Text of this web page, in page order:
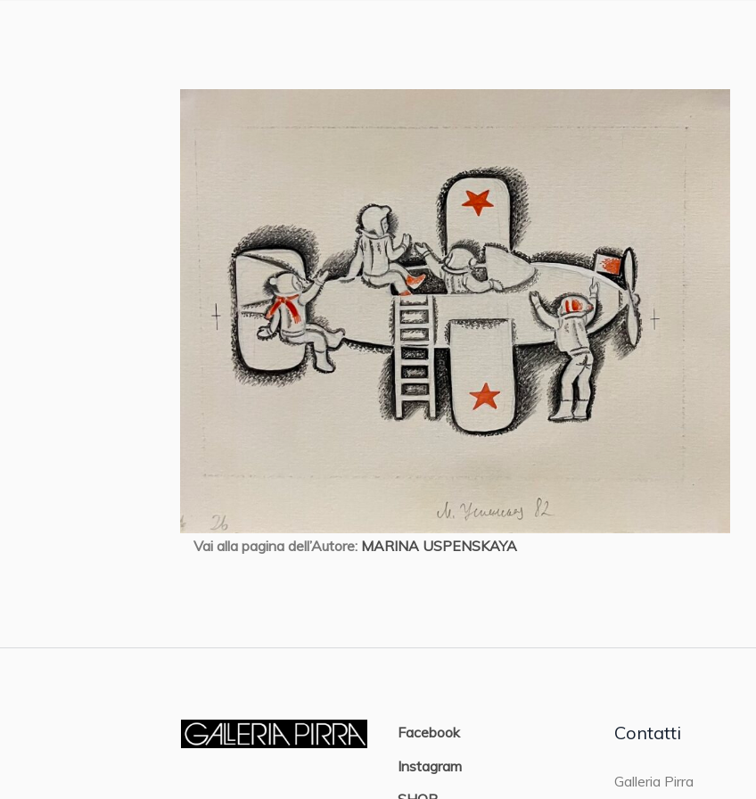
Vai alla pagina dell’Autore: MARINA USPENSKAYA
Facebook
Instagram
Contatti
Galleria Pirra